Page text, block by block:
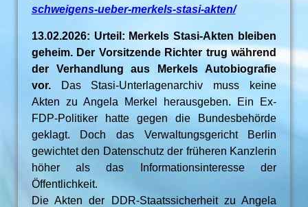
schweigens-ueber-merkels-stasi-akten/
13.02.2026: Urteil: Merkels Stasi-Akten bleiben
geheim. Der Vorsitzende Richter trug während
der Verhandlung aus Merkels Autobiografie
vor.Das Stasi-Unterlagenarchiv muss keine
Akten zu Angela Merkel herausgeben. Ein Ex-
FDP-Politiker hatte gegen die Bundesbehörde
geklagt. Doch das Verwaltungsgericht Berlin
gewichtet den Datenschutz der früheren Kanzlerin
höher als das Informationsinteresse der
Öffentlichkeit.
Die Akten der DDR-Staatssicherheit zu Angela